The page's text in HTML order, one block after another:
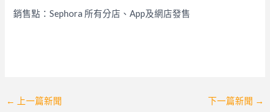
銷售點：Sephora 所有分店、App及網店發售
Post
← 上一篇新聞 下一篇新聞 →